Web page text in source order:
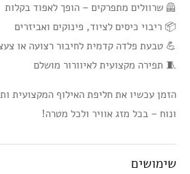
🦺 שרוולים מתפרקים – הופך לאפוד בקלות
📦 ריבוי כיסים לציוד, פינוקים ואביזרים
💪 טבעת פלדה קדמית לחיבור רצועה או
🧵 תפירה מקצועית לאיוורור מושלם
הזמן עכשיו את חליפת האילוף המקצועית
ונוח – בכל מזג אוויר ולכל מטרה!
שימושים